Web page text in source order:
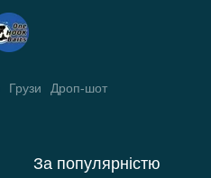
Грузи Дроп-шот
За популярністю